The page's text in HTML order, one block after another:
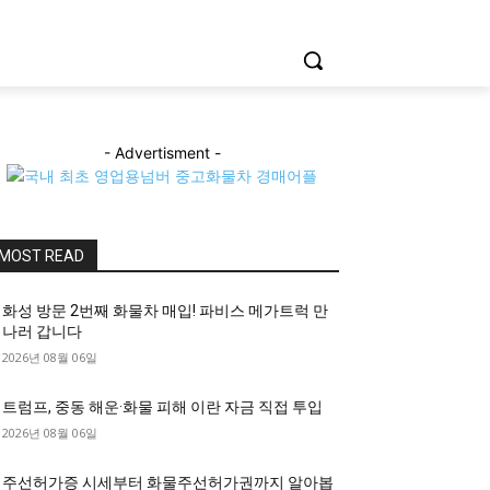
- Advertisment -
READ
화성 방문 2번째 화물차 매입! 파비스 메가트럭 만
나러 갑니다
2026년 08월 06일
트럼프, 중동 해운·화물 피해 이란 자금 직접 투입
2026년 08월 06일
주선허가증 시세부터 화물주선허가권까지 알아봅